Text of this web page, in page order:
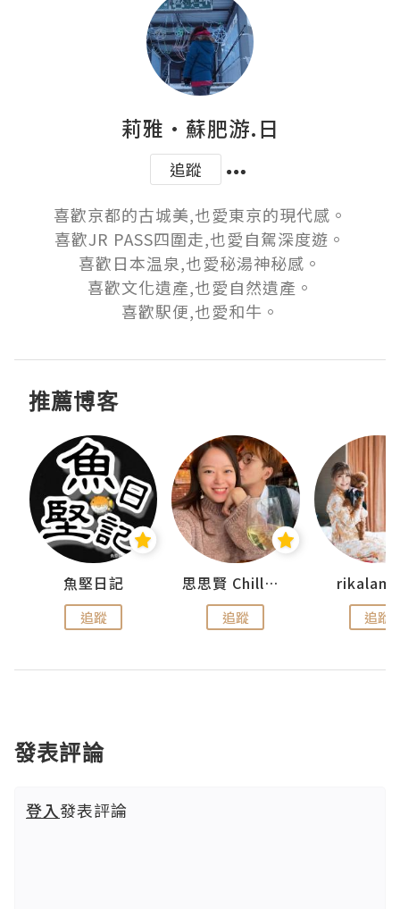
莉雅·蘇肥游.日
追蹤
喜歡京都的古城美,也愛東京的現代感。
喜歡JR PASS四圍走,也愛自駕深度遊。
喜歡日本温泉,也愛秘湯神秘感。
喜歡文化遺產,也愛自然遺產。
喜歡駅便,也愛和牛。
推薦博客
魚堅日記
追蹤
思思賢 ChillMyBabe
追蹤 追蹤
發表評論
登入發表評論